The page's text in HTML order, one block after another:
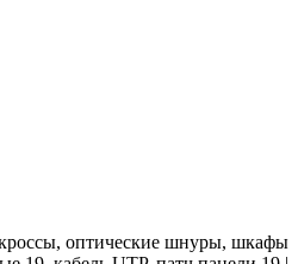
оптические шнуры, шкафы